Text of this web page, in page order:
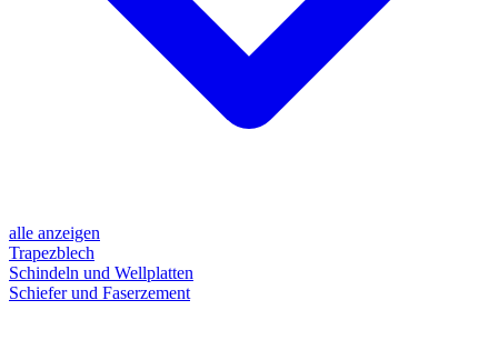
alle anzeigen
Trapezblech
Schindeln und Wellplatten
Schiefer und Faserzement